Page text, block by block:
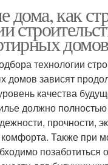
дома, как
технологии
домов зависят
качества
должно полностью
прочности,
комфорта. Также при
позаботиться